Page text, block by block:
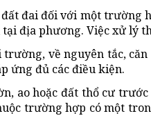
đai đối với một trường
địa phương. Việc xử lý
về nguyên tắc,
ứng đủ các điều kiện.
ao hoặc đất thổ cư
trường hợp có một